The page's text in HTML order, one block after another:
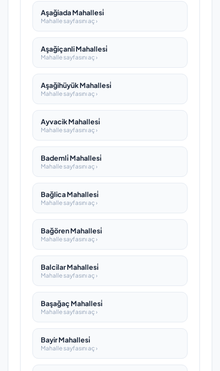
Aşağiada Mahallesi̇
Mahalle sayfasını aç ›
Aşağiçanli Mahallesi̇
Mahalle sayfasını aç ›
Aşağihüyük Mahallesi̇
Mahalle sayfasını aç ›
Ayvacik Mahallesi̇
Mahalle sayfasını aç ›
Bademli̇ Mahallesi̇
Mahalle sayfasını aç ›
Bağlica Mahallesi̇
Mahalle sayfasını aç ›
Bağören Mahallesi̇
Mahalle sayfasını aç ›
Balcilar Mahallesi̇
Mahalle sayfasını aç ›
Başağaç Mahallesi̇
Mahalle sayfasını aç ›
Bayir Mahallesi̇
Mahalle sayfasını aç ›